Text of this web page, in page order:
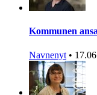
Kommunen
Navnenyt • 17.06